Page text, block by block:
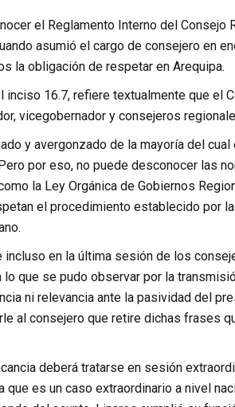
el Reglamento Interno del Consejo
asumió el cargo de consejero en
la obligación de respetar en Arequipa.
16.7, refiere textualmente que el
vicegobernador y consejeros
y avergonzado de la mayoría del cual
por eso, no puede desconocer las
la Ley Orgánica de Gobiernos
el procedimiento establecido por
en la última sesión de los
que se pudo observar por la
ni relevancia ante la pasividad del
al consejero que retire dichas frases
deberá tratarse en sesión
es un caso extraordinario a nivel